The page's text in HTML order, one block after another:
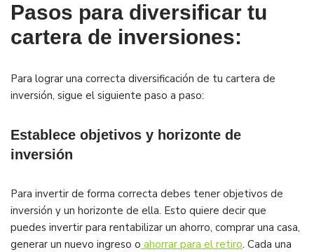
Pasos para diversificar tu
cartera de inversiones:
Para lograr una correcta diversificación de tu cartera de
inversión, sigue el siguiente paso a paso:
Establece objetivos y horizonte de
inversión
Para invertir de forma correcta debes tener objetivos de
inversión y un horizonte de ella. Esto quiere decir que
puedes invertir para rentabilizar un ahorro, comprar una casa,
generar un nuevo ingreso o ahorrar para el retiro. Cada una